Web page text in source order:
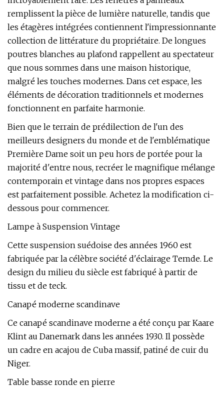
remplissent la pièce de lumière naturelle, tandis que
les étagères intégrées contiennent l'impressionnante
collection de littérature du propriétaire. De longues
poutres blanches au plafond rappellent au spectateur
que nous sommes dans une maison historique,
malgré les touches modernes. Dans cet espace, les
éléments de décoration traditionnels et modernes
fonctionnent en parfaite harmonie.
Bien que le terrain de prédilection de l'un des
meilleurs designers du monde et de l'emblématique
Première Dame soit un peu hors de portée pour la
majorité d'entre nous, recréer le magnifique mélange
contemporain et vintage dans nos propres espaces
est parfaitement possible. Achetez la modification ci-
dessous pour commencer.
Lampe à Suspension Vintage
Cette suspension suédoise des années 1960 est
fabriquée par la célèbre société d'éclairage Temde. Le
design du milieu du siècle est fabriqué à partir de
tissu et de teck.
Canapé moderne scandinave
Ce canapé scandinave moderne a été conçu par Kaare
Klint au Danemark dans les années 1930. Il possède
un cadre en acajou de Cuba massif, patiné de cuir du
Niger.
Table basse ronde en pierre